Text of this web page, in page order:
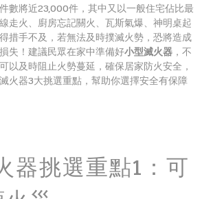
數將近23,000件，其中又以一般住宅佔比最
走火、廚房忘記關火、瓦斯氣爆、神明桌起
措手不及，若無法及時撲滅火勢，恐將造成
失！建議民眾在家中準備好小型滅火器 ，不
以及時阻止火勢蔓延，確保居家防火安全，
火器3大挑選重點，幫助你選擇安全有保障
器挑選重點1：可